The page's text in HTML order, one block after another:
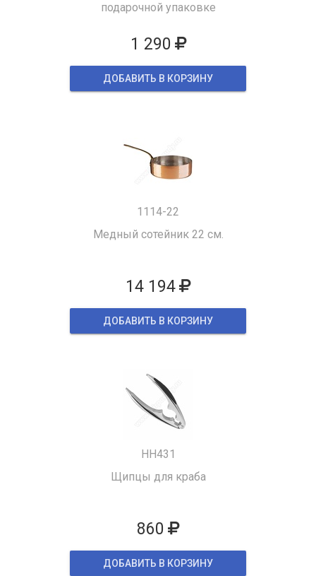
подарочной упаковке
1 290
ДОБАВИТЬ В КОРЗИНУ
1114-22
Медный сотейник 22 см.
14 194
ДОБАВИТЬ В КОРЗИНУ
HH431
Щипцы для краба
860
ДОБАВИТЬ В КОРЗИНУ